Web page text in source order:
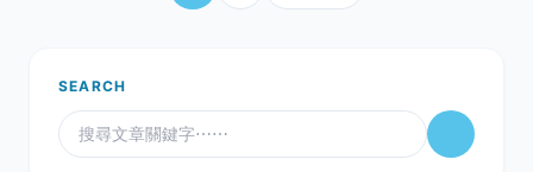
SEARCH